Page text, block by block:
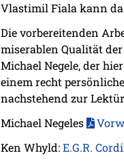
Vlastimil Fiala kann
Die vorbereitenden
miserablen Qualität
Michael Negele, der
einem recht
nachstehend zur
Michael Negeles
Ken Whyld:E.G.R.